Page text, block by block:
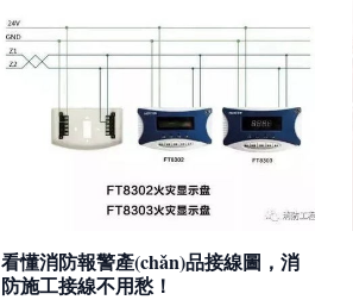
看懂消防報警產(chǎn)品接線圖，消
防施工接線不用愁！